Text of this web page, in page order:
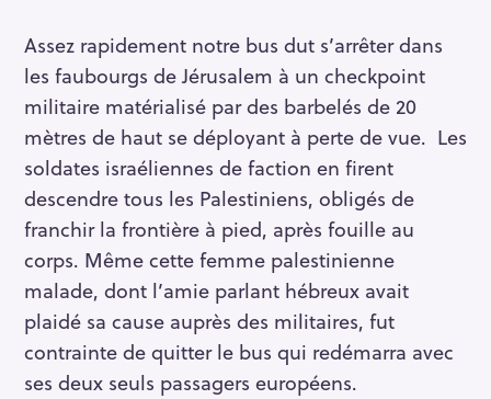
Assez rapidement notre bus dut s’arrêter dans
les faubourgs de Jérusalem à un checkpoint
militaire matérialisé par des barbelés de 20
mètres de haut se déployant à perte de vue. Les
soldates israéliennes de faction en firent
descendre tous les Palestiniens, obligés de
franchir la frontière à pied, après fouille au
corps. Même cette femme palestinienne
malade, dont l’amie parlant hébreux avait
plaidé sa cause auprès des militaires, fut
contrainte de quitter le bus qui redémarra avec
ses deux seuls passagers européens.